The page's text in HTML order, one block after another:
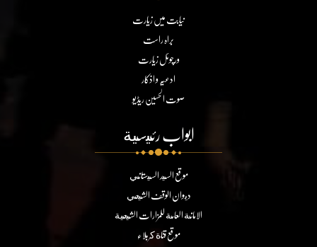
نیابت میں زیارت
براہ راست
ورچوئل زیارت
ادعیہ و اذکار
صوت الحسین ریڈیو
ابواب رئيسية
موقع السيد السيستاني
ديوان الوقف الشيعي
الامانة العامة للمزارات الشيعية
موقع قناة كربلاء